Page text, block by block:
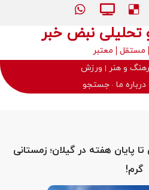
تحلیلی نبض خبر
مستقل
معتبر
و هنر
ورزش
درباره ما جستجو
پایان هفته در گیلان؛ زمستانی
گرم!